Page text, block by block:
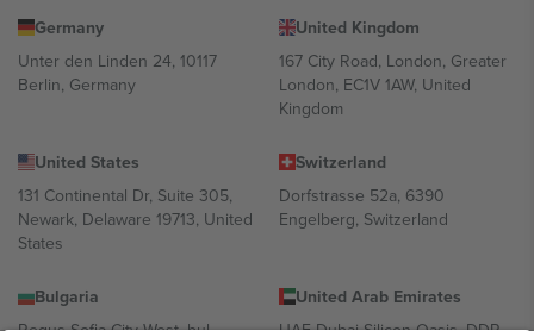
Germany
Unter den Linden 24, 10117
Berlin, Germany
United Kingdom
167 City Road, London, Greater
London, EC1V 1AW, United
Kingdom
United States
131 Continental Dr, Suite 305,
Newark, Delaware 19713, United
States
Switzerland
Dorfstrasse 52a, 6390
Engelberg, Switzerland
Bulgaria
United Arab Emirates